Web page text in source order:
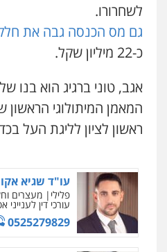
לשחרורו.
גם מס הכנסה גבה את
כ-22 מיליון שקל.
אגב, טוני ברגיג הוא בנו
המאמן המיתולוגי
ראשון לציון לליגת העל
עו"ד עלי סעדי
פלילי פשיעה
ומעצרים
0508824984
עו"ד תומר
פלילי מעצרים
חמורה
עו"ד שגיא אקו
פלילי מעצרים
עורכי דין לענייני
0525279829